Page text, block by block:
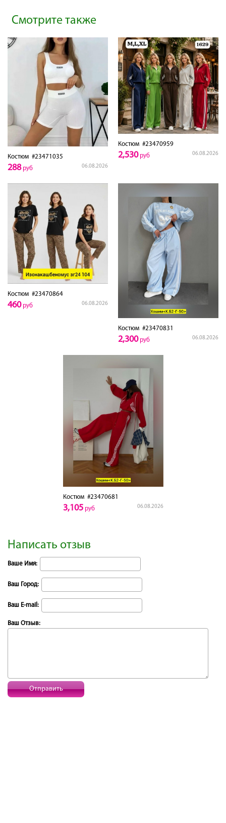
Смотрите также
Костюм #23471035
06.08.2026
288руб
Костюм #23470959
06.08.2026
2,530руб
Костюм #23470864
06.08.2026
460руб
Костюм #23470831
06.08.2026
2,300руб
Костюм#23470681
06.08.2026
3,105руб
Написать отзыв
Ваше Имя:
Ваш Город:
Ваш E-mail:
Ваш Отзыв:
Отправить